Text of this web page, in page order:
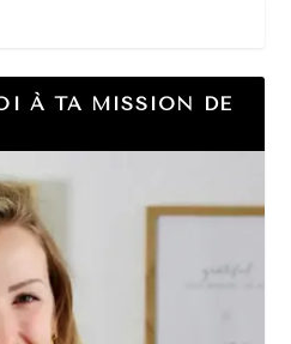
À TA MISSION DE